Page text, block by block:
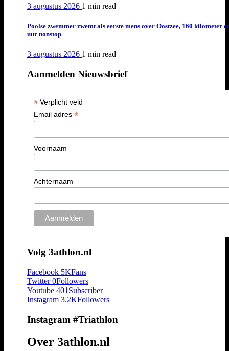
3 augustus 2026 1 min read
Poolse zwemmer zwemt als eerste mens over Oostzee, 160 kilometer
uur nonstop
3 augustus 2026 1 min read
Aanmelden Nieuwsbrief
*Verplicht veld
Email adres *
Voornaam
Achternaam
Volg 3athlon.nl
Facebook 5KFans
Twitter 0Followers
Youtube 401 Subscriber
Instagram 3.2KFollowers
Instagram #Triathlon
Over 3athlon.nl